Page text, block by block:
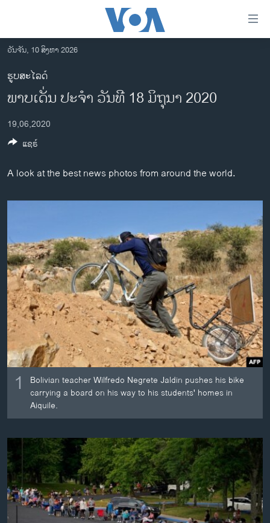
ເຂົ້າ
ຫາ
ຂ້າມ
ຂ້າມ
ໄປ
ຫາ
ຄົ້ນ
ລາວ
ອາເມຣິກາ
ການເລືອກຕັ້ງ ປະທານາທີບໍດີ ສະຫະລັດ 2024
ຂ່າວ​ຈີນ
ໂລກ
ຊີວິດຊາວລາວ
ຊຸມຊົນຊາວລາວ
ວິທະຍາສາດ-ເທັກໂນໂລຈີ
ທຸລະກິດ
ພາສາອັງກິດ
ວີດີໂອ
ສຽງ
ລາຍການກະຈາຍສຽງ
ລາຍງານ
ຕິດຕາມພວກເຮົາ ທີ່
ພາສາຕ່າງໆ
ວັນຈັນ, 10 ສິງຫາ 2026
ຮູບສະໄລດ໌
ພາບເດັ່ນ ປະຈຳ ວັນທີ 18 ມິຖຸນາ 2020
19,06,2020
A look at the best news photos from around the world.
1
Bolivian teacher Wilfredo Negrete Jaldin pushes his bike
carrying a board on his way to his students' homes in
Aiquile.
ແຊຣ໌